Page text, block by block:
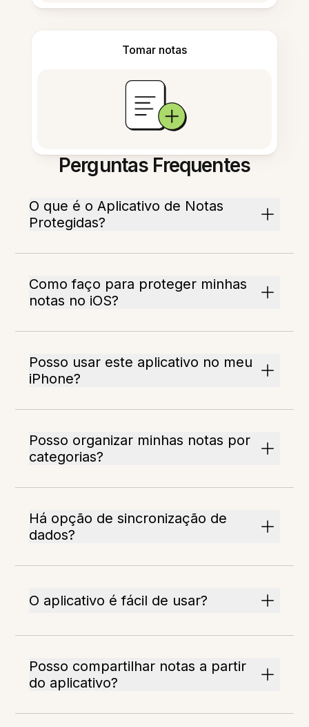
Tomar notas
Perguntas Frequentes
O que é o Aplicativo de Notas
Protegidas?
Como faço para proteger minhas
notas no iOS?
Posso usar este aplicativo no meu
iPhone?
Posso organizar minhas notas por
categorias?
Há opção de sincronização de
dados?
O aplicativo é fácil de usar?
Posso compartilhar notas a partir
do aplicativo?